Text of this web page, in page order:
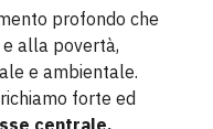
profondo che
alla povertà,
e ambientale.
forte ed
centrale.